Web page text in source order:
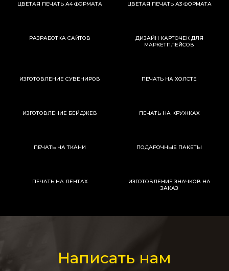
ЦВЕТАЯ ПЕЧАТЬ А4 ФОРМАТА ЦВЕТАЯ ПЕЧАТЬ А3 ФОРМАТА
РАЗРАБОТКА САЙТОВ
ДИЗАЙН КАРТОЧЕК ДЛЯ
МАРКЕТПЛЕЙСОВ
ИЗГОТОВЛЕНИЕ СУВЕНИРОВ ПЕЧАТЬ НА ХОЛСТЕ
ИЗГОТОВЛЕНИЕ БЕЙДЖЕВ ПЕЧАТЬ НА КРУЖКАХ
ПЕЧАТЬ НА ТКАНИ ПОДАРОЧНЫЕ ПАКЕТЫ
ПЕЧАТЬ НА ЛЕНТАХ
ИЗГОТОВЛЕНИЕ ЗНАЧКОВ НА
ЗАКАЗ
Написать нам